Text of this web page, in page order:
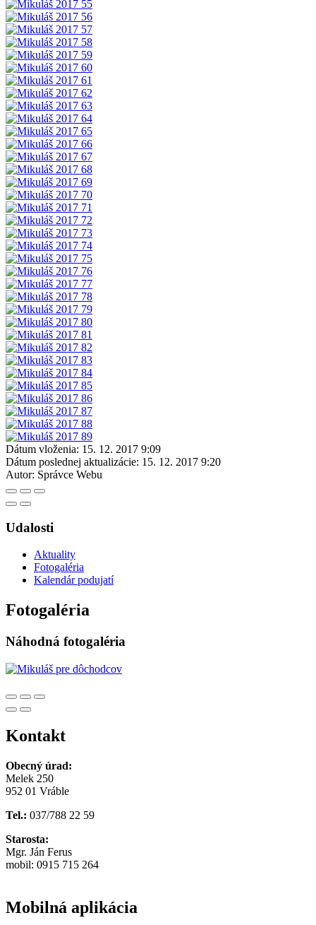
Dátum vloženia: 15. 12. 2017 9:09
Dátum poslednej aktualizácie: 15. 12. 2017 9:20
Autor: Správce Webu
Udalosti
Aktuality
Fotogaléria
Kalendár podujatí
Fotogaléria
Náhodná fotogaléria
Kontakt
Obecný úrad:
Melek 250
952 01 Vráble
Tel.: 037/788 22 59
Starosta:
Mgr. Ján Ferus
mobil: 0915 715 264
Mobilná aplikácia